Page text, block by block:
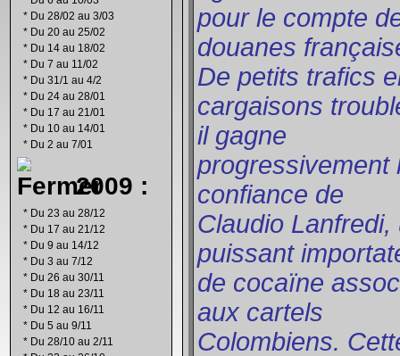
* Du 28/02 au 3/03
* Du 20 au 25/02
* Du 14 au 18/02
* Du 7 au 11/02
* Du 31/1 au 4/2
* Du 24 au 28/01
* Du 17 au 21/01
* Du 10 au 14/01
* Du 2 au 7/01
2009 :
* Du 23 au 28/12
* Du 17 au 21/12
* Du 9 au 14/12
* Du 3 au 7/12
* Du 26 au 30/11
* Du 18 au 23/11
* Du 12 au 16/11
* Du 5 au 9/11
* Du 28/10 au 2/11
pour le compte
douanes
De petits trafics
cargaisons
il gagne
progressivement
confiance de
Claudio Lanfredi,
puissant
de cocaïne
aux cartels
Colombiens.